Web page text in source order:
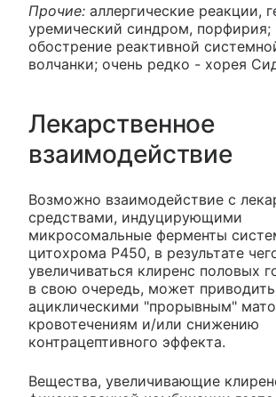
Прочие: аллергические реакции,
уремический синдром, порфирия;
обострение реактивной
волчанки; очень редко - хорея
Лекарственное
взаимодействие
Возможно взаимодействие с
средствами, индуцирующими
микросомальные ферменты
цитохрома P450, в результате
увеличиваться клиренс половых
в свою очередь, может
ациклическими "прорывным"
кровотечениям и/или снижению
контрацептивного эффекта.
Вещества, увеличивающие